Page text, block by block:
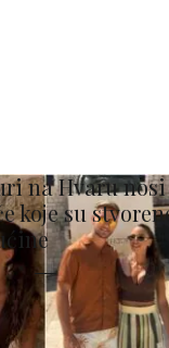
na Hvaru nosi
koje su